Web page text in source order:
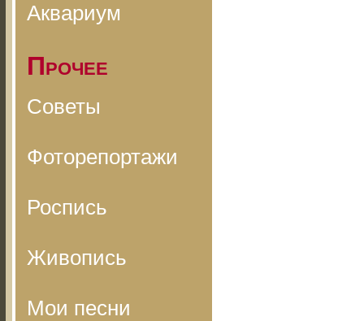
Аквариум
Прочее
Советы
Фоторепортажи
Роспись
Живопись
Мои песни